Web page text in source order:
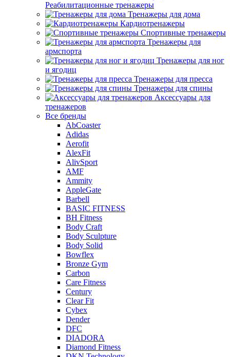
Реабилитационные тренажеры
Тренажеры для дома
Кардиотренажеры
Спортивные тренажеры
Тренажеры для
армспорта
Тренажеры для ног
и ягодиц
Тренажеры для пресса
Тренажеры для спины
Аксессуары для
тренажеров
Все бренды
AbCoaster
Adidas
Aerofit
AlexFit
AlivSport
AMF
Ammity
AppleGate
Barbell
BASIC FITNESS
BH Fitness
Body Craft
Body Sculpture
Body Solid
Bowflex
Bronze Gym
Carbon
Care Fitness
Century
Clear Fit
Cybex
Dender
DFC
DIADORA
Diamond Fitness